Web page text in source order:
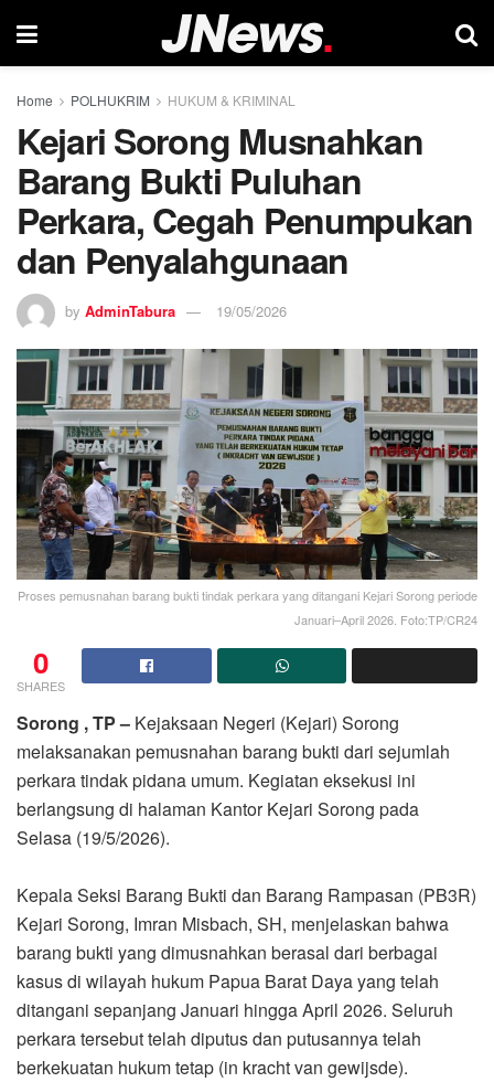
Home POLHUKRIM HUKUM & KRIMINAL
Kejari Sorong Musnahkan
Barang Bukti Puluhan
Perkara, Cegah Penumpukan
dan Penyalahgunaan
by AdminTabura 19/05/2026
Proses pemusnahan barang bukti tindak perkara yang ditangani Kejari Sorong periode
Januari–April 2026. Foto:TP/CR24
0
SHARES
Sorong , TP – Kejaksaan Negeri (Kejari) Sorong
melaksanakan pemusnahan barang bukti dari sejumlah
perkara tindak pidana umum. Kegiatan eksekusi ini
berlangsung di halaman Kantor Kejari Sorong pada
Selasa (19/5/2026).
Kepala Seksi Barang Bukti dan Barang Rampasan (PB3R)
Kejari Sorong, Imran Misbach, SH, menjelaskan bahwa
barang bukti yang dimusnahkan berasal dari berbagai
kasus di wilayah hukum Papua Barat Daya yang telah
ditangani sepanjang Januari hingga April 2026. Seluruh
perkara tersebut telah diputus dan putusannya telah
berkekuatan hukum tetap (in kracht van gewijsde).